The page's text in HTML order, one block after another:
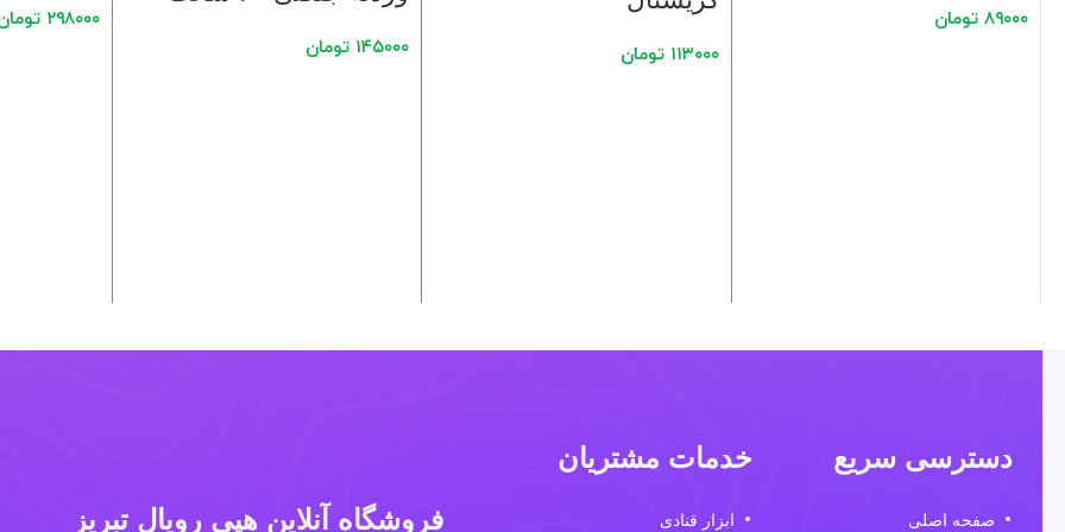
۸۹۰۰۰ تومان
۱۱۳۰۰۰ تومان ۱۴۵۰۰۰ تومان
۲۹۸۰۰۰
دسترسی سریع
صفحه اصلی
خدمات مشتریان
ابزار قنادی فروشگاه آنلاین هپی رویال تبریز